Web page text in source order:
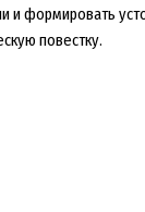
и формировать
повестку.